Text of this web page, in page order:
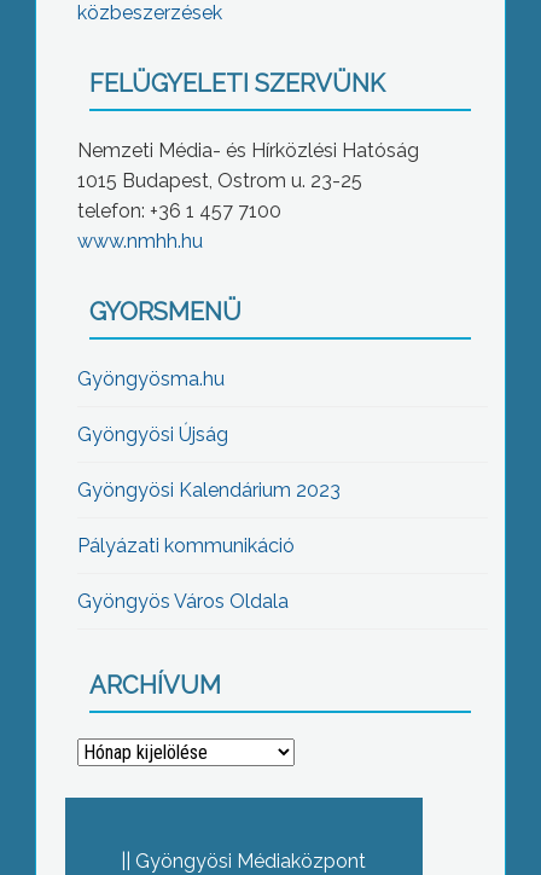
közbeszerzések
FELÜGYELETI SZERVÜNK
Nemzeti Média- és Hírközlési Hatóság
1015 Budapest, Ostrom u. 23-25
telefon: +36 1 457 7100
www.nmhh.hu
GYORSMENÜ
Gyöngyösma.hu
Gyöngyösi Újság
Gyöngyösi Kalendárium 2023
Pályázati kommunikáció
Gyöngyös Város Oldala
ARCHÍVUM
Archívum
Gyöngyösi Médiaközpont